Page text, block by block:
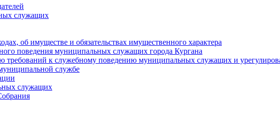
служащих
об имуществе и обязательствах имущественного характера
поведения муниципальных служащих города Кургана
требований к служебному поведению муниципальных служащих и
службе
служащих